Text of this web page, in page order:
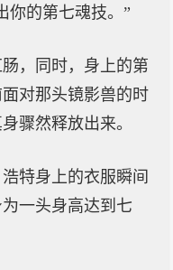
你的第七魂技。”
，同时，身上的第
对那头镜影兽的时
骤然释放出来。
特身上的衣服瞬间
一头身高达到七